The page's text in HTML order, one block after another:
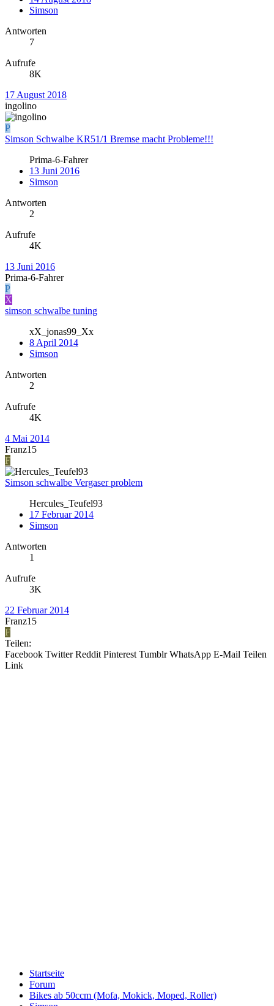
Simson
Antworten
7
Aufrufe
8K
17 August 2018
ingolino
P
Simson Schwalbe KR51/1 Bremse macht Probleme!!!
Prima-6-Fahrer
13 Juni 2016
Simson
Antworten
2
Aufrufe
4K
13 Juni 2016
Prima-6-Fahrer
P
X
simson schwalbe tuning
xX_jonas99_Xx
8 April 2014
Simson
Antworten
2
Aufrufe
4K
4 Mai 2014
Franz15
F
Simson schwalbe Vergaser problem
Hercules_Teufel93
17 Februar 2014
Simson
Antworten
1
Aufrufe
3K
22 Februar 2014
Franz15
F
Teilen:
Facebook Twitter Reddit Pinterest Tumblr WhatsApp E-Mail Teilen
Link
Startseite
Forum
Bikes ab 50ccm (Mofa, Mokick, Moped, Roller)